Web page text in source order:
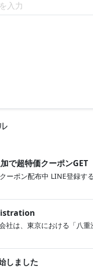
で超特価クーポンGET
ポン配布中 LINE登録す
社は、東京における「八重
しました